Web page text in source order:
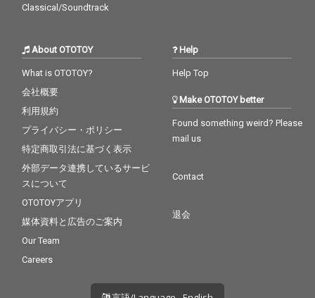
Classical/Soundtrack
About OTOTOY
What is OTOTOY?
会社概要
利用規約
プライバシー・ポリシー
特定商取引法に基づく表示
外部データ連携しているサービ
スについて
OTOTOYアプリ
媒体資料と広告のご案内
Our Team
Careers
Help
Help Top
Make OTOTOY better
Found something weird? Please
mail us
Contact
退会